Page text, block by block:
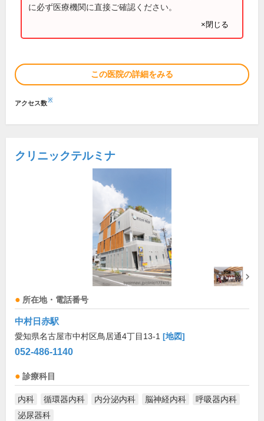
に必ず医療機関に直接ご確認ください。
×閉じる
この医院の詳細をみる
アクセス数※
クリニックテルミナ
所在地・電話番号
中村日赤駅
愛知県名古屋市中村区鳥居通4丁目13-1 [地図]
052-486-1140
診療科目
内科 循環器内科 内分泌内科 脳神経内科
呼吸器内科
泌尿器科